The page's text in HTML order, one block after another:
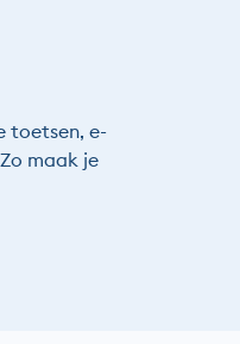
toetsen, e-
maak je